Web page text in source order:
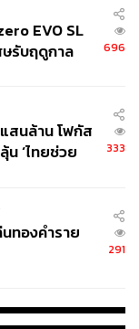
ยงพอที่จะทำให้
วน เพราะ Nissan
มาแล้ว
กลายเป็น
มภาคภูมิใจใน
ครั้ง
าติเดียวกันจึง
ะล้มแล้วเรายื่นมือ
ล้วรอดูคนอื่นมา
ซึ่งหากคิดจะ
EVO SL
ษรับฤดูกาล
696
แสนล้าน โฟกัส
น ‘ไทยช่วย
333
นทองคำราย
291